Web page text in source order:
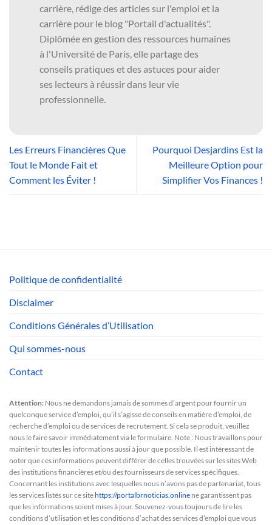
carrière, rédige des articles sur l'emploi et la
carrière pour le blog "Portail d'actualités".
Diplômée en gestion des ressources humaines
à l'Université de Paris, elle partage des
conseils pratiques et des astuces pour aider
ses lecteurs à réussir dans leur vie
professionnelle.
Les Erreurs Financières Que
Tout le Monde Fait et
Comment les Éviter !
Pourquoi Desjardins Est la
Meilleure Option pour
Simplifier Vos Finances !
Politique de confidentialité
Disclaimer
Conditions Générales d’Utilisation
Qui sommes-nous
Contact
Attention: Nous ne demandons jamais de sommes d’argent pour fournir un
quelconque service d’emploi, qu’il s’agisse de conseils en matière d’emploi, de
recherche d’emploi ou de services de recrutement. Si cela se produit, veuillez
nous le faire savoir immédiatement via le formulaire. Note : Nous travaillons pour
maintenir toutes les informations aussi à jour que possible. Il est intéressant de
noter que ces informations peuvent différer de celles trouvées sur les sites Web
des institutions financières et/ou des fournisseurs de services spécifiques.
Concernant les institutions avec lesquelles nous n’avons pas de partenariat, tous
les services listés sur ce sitehttps://portalbrnoticias.online ne garantissent pas
que les informations soient mises à jour. Souvenez-vous toujours de lire les
conditions d’utilisation et les conditions d’achat des services d’emploi que vous